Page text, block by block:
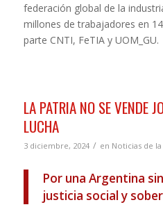
federación global de la
millones de trabajadores en
parte CNTI, FeTIA y UOM_GU.
LA PATRIA NO SE VENDE
LUCHA
3 diciembre, 2024 / en Noticias de la
Por una Argentina
justicia social y